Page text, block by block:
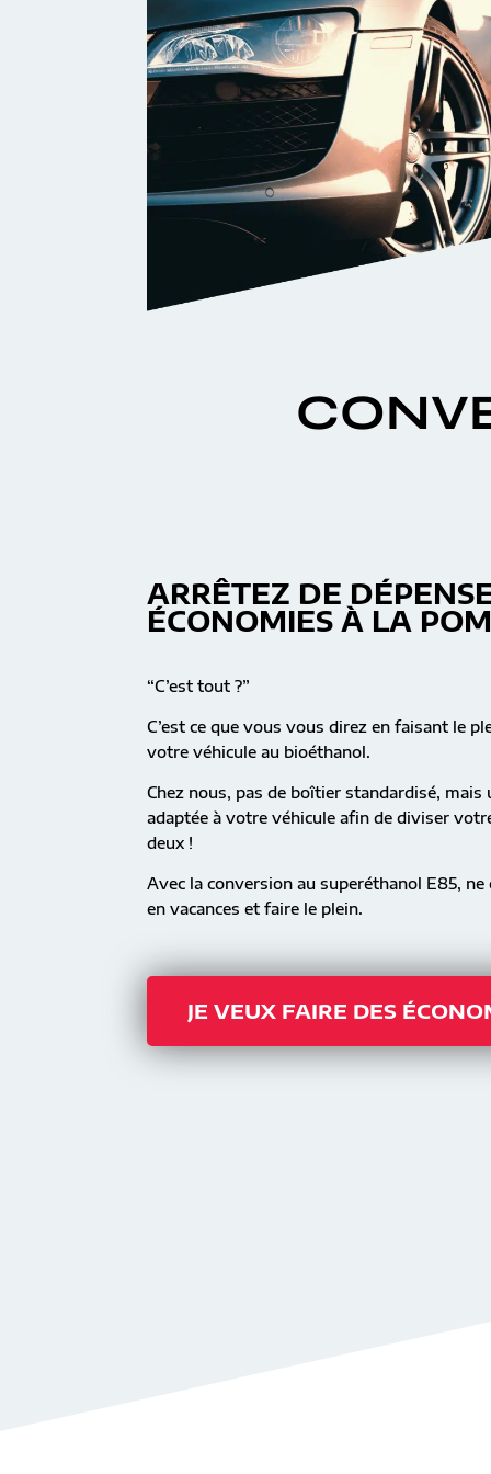
ARRÊTEZ DE
ÉCONOMIES À LA
“C’est tout ?”
C’est ce que vous vous direz en faisant le
votre véhicule au bioéthanol.
Chez nous, pas de boîtier standardisé,
adaptée à votre véhicule afin de diviser
deux !
Avec la conversion au superéthanol E85,
en vacances et faire le plein.
JE VEUX FAIRE DES